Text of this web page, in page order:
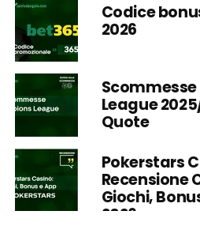
Codice
2026
League
Quote
Pokerstars
Recensione
Giochi,
2026